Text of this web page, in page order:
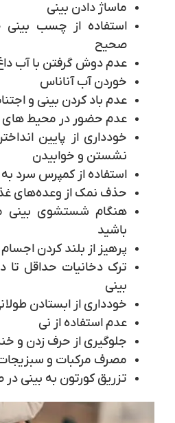
ماساژ دادن بینی
استفاده از چسب بینی
صحیح
عدم دوش گرفتن با آب داغ
خوردن آب آناناس
عدم باد کردن بینی و
عدم حضور در محیط های
خودداری از پایین
نشستن و خوابیدن
استفاده از کمپرس سرد
حذف نمک از وعده‌های
هنگام شستشوی بینی
باشید
پرهیز از بلند کردن
ترک دخانیات حداقل تا
بینی
خودداری از ابستادن
عدم استفاده از نی
جلوگیری از حرف زدن و
مصرف مرکبات و سبزیجات
تزریق کورتون به بینی در